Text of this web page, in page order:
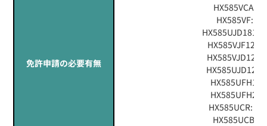
免許申請の必要有無
HX585VCA:
HX585VF:
HX585UJD181:
HX585VJF121:
HX585VJD121:
HX585UJD121:
HX585UFH1:
HX585UFH2:
HX585UCR:
HX585UCB: